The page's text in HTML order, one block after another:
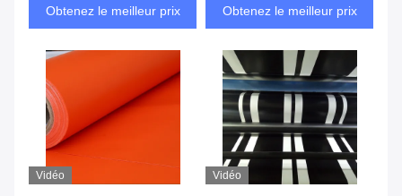
sécurité extérieure et de
Obtenez le meilleur prix
de 0,3-0,5 mm à usage
Obtenez le meilleur prix
Vidéo Vidéo